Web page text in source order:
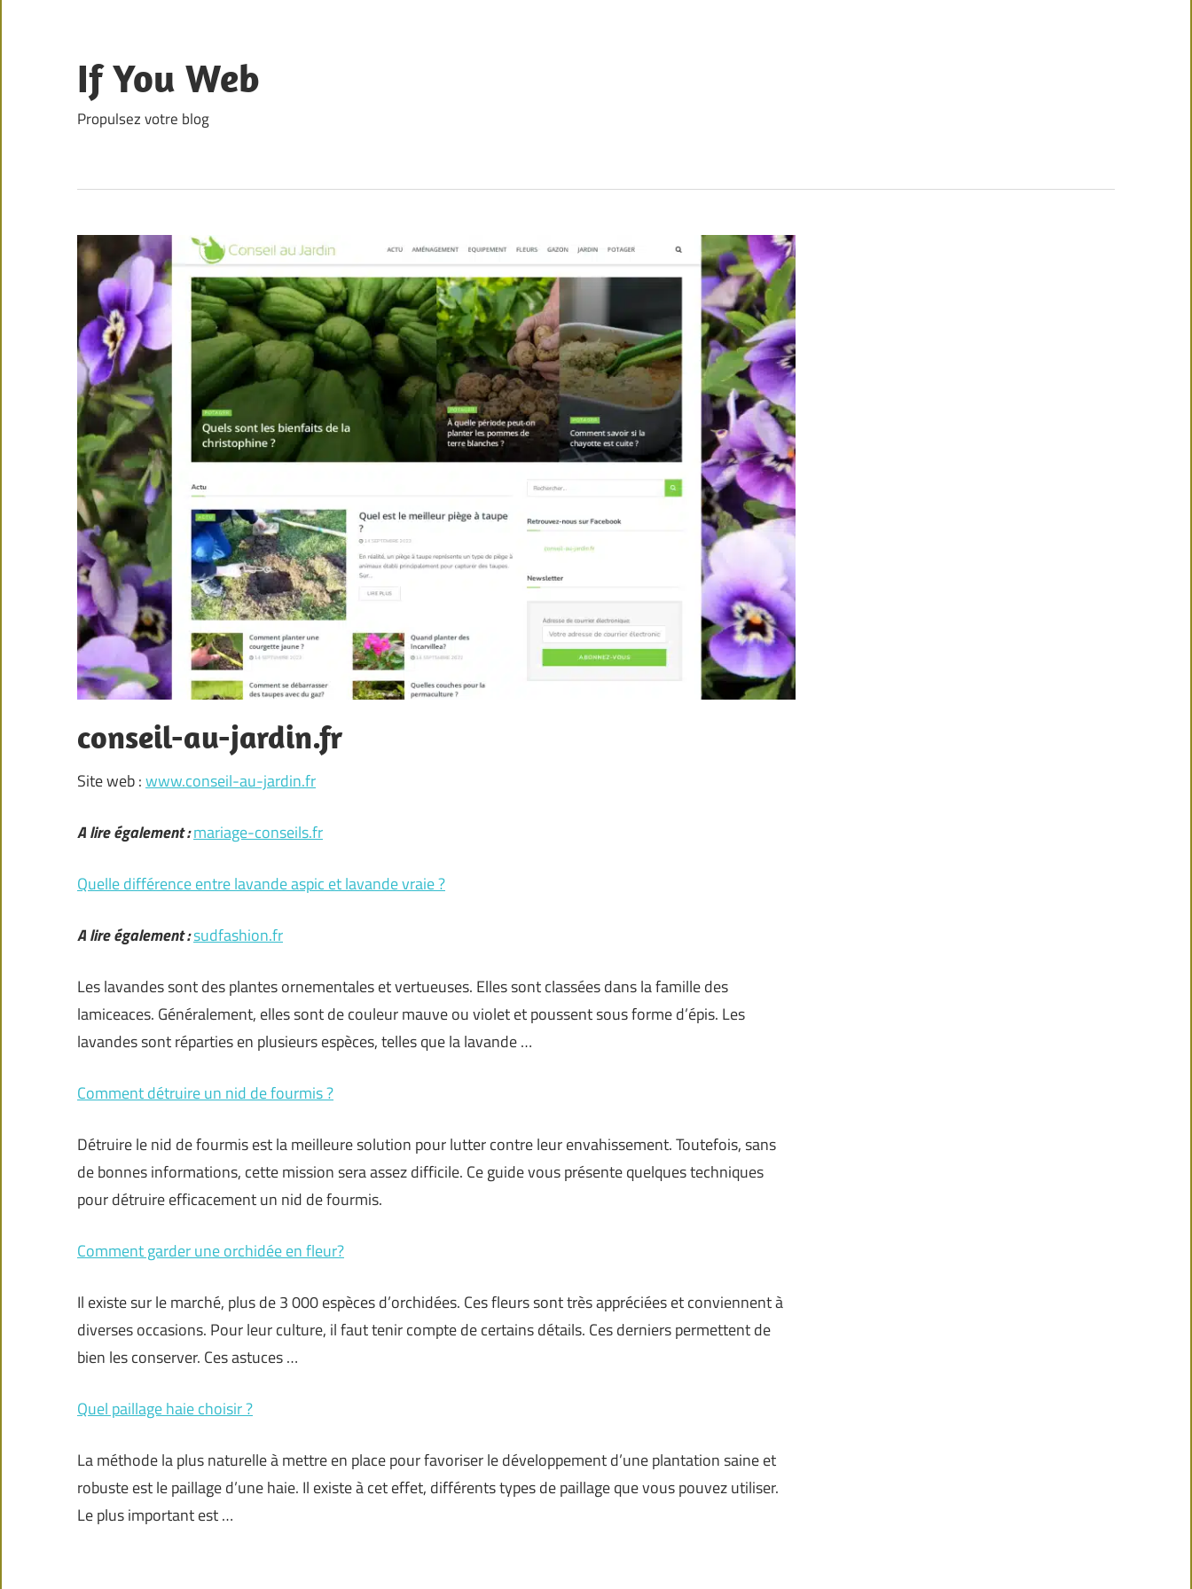
content
If You Web
Propulsez votre blog
conseil-au-jardin.fr
Site web :www.conseil-au-jardin.fr
A lire également :mariage-conseils.fr
Quelle différence entre lavande aspic et lavande vraie ?
A lire également :sudfashion.fr
Les lavandes sont des plantes ornementales et vertueuses. Elles sont classées dans la famille des
lamiceaces. Généralement, elles sont de couleur mauve ou violet et poussent sous forme d’épis. Les
lavandes sont réparties en plusieurs espèces, telles que la lavande …
Comment détruire un nid de fourmis ?
Détruire le nid de fourmis est la meilleure solution pour lutter contre leur envahissement. Toutefois, sans
de bonnes informations, cette mission sera assez difficile. Ce guide vous présente quelques techniques
pour détruire efficacement un nid de fourmis.
Comment garder une orchidée en fleur?
Il existe sur le marché, plus de 3 000 espèces d’orchidées. Ces fleurs sont très appréciées et conviennent à
diverses occasions. Pour leur culture, il faut tenir compte de certains détails. Ces derniers permettent de
bien les conserver. Ces astuces …
Quel paillage haie choisir ?
La méthode la plus naturelle à mettre en place pour favoriser le développement d’une plantation saine et
robuste est le paillage d’une haie. Il existe à cet effet, différents types de paillage que vous pouvez utiliser.
Le plus important est …